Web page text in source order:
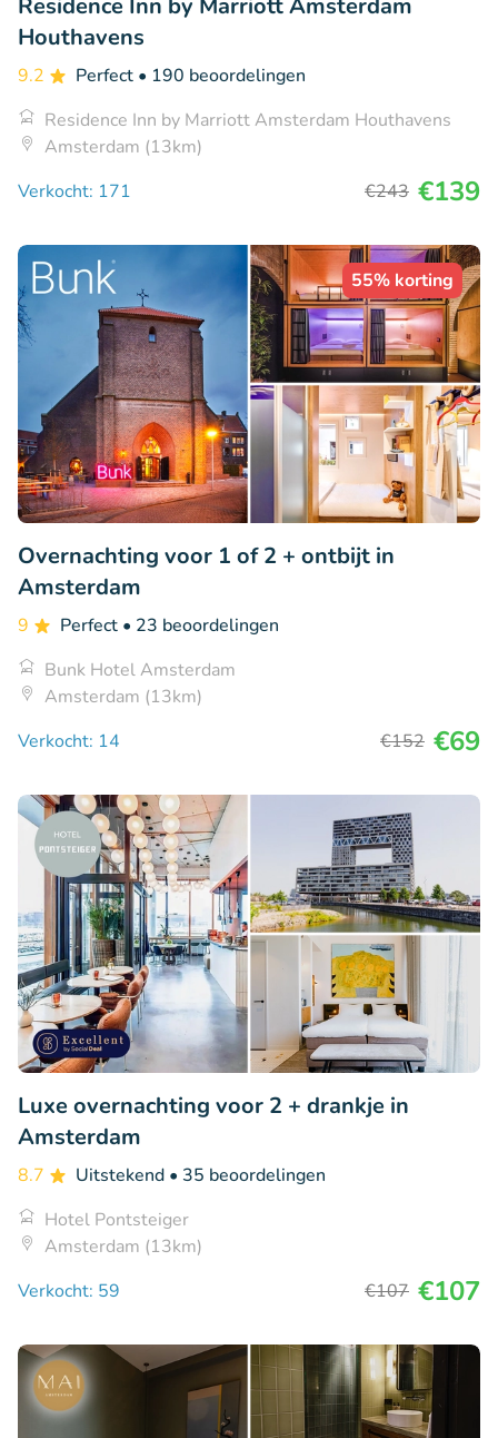
Residence Inn by Marriott Amsterdam
Houthavens
9.2 Perfect • 190 beoordelingen
Residence Inn by Marriott Amsterdam Houthavens
Amsterdam (13km)
Verkocht: 171
€243 €139
55% korting
Overnachting voor 1 of 2 + ontbijt in
Amsterdam
9 Perfect • 23 beoordelingen
Bunk Hotel Amsterdam
Amsterdam (13km)
Verkocht: 14
€152 €69
Luxe overnachting voor 2 + drankje in
Amsterdam
8.7 Uitstekend • 35 beoordelingen
Hotel Pontsteiger
Amsterdam (13km)
Verkocht: 59
€107 €107